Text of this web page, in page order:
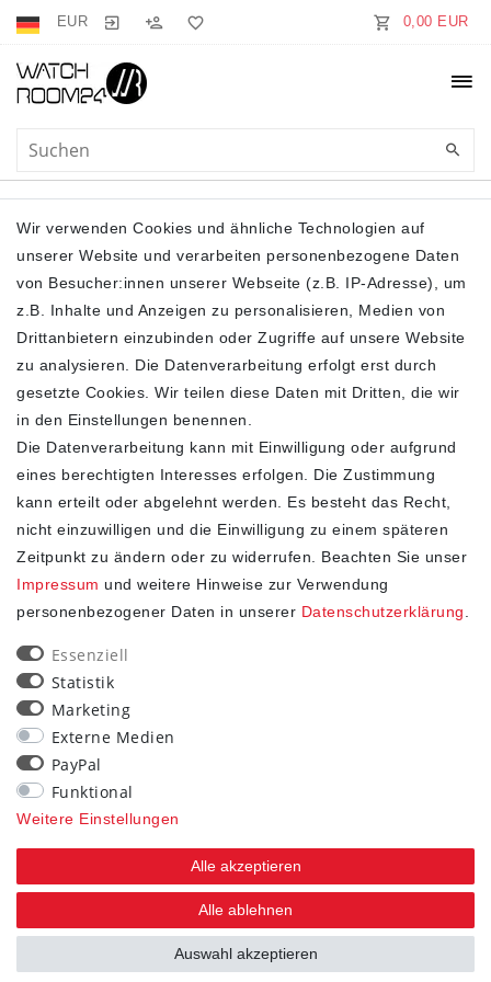
EUR 0,00 EUR
3/4-ARM
Filter
SHOP
Impressum
Daten­schutz­erklärung
AGB
Widerrufs­recht
STAY CONNECTED
Wir verwenden Cookies und ähnliche Technologien auf
unserer Website und verarbeiten personenbezogene Daten
von Besucher:innen unserer Webseite (z.B. IP-Adresse), um
z.B. Inhalte und Anzeigen zu personalisieren, Medien von
Drittanbietern einzubinden oder Zugriffe auf unsere Website
zu analysieren. Die Datenverarbeitung erfolgt erst durch
gesetzte Cookies. Wir teilen diese Daten mit Dritten, die wir
in den Einstellungen benennen.
Die Datenverarbeitung kann mit Einwilligung oder aufgrund
eines berechtigten Interesses erfolgen. Die Zustimmung
kann erteilt oder abgelehnt werden. Es besteht das Recht,
nicht einzuwilligen und die Einwilligung zu einem späteren
Zeitpunkt zu ändern oder zu widerrufen. Beachten Sie unser
Impressum und weitere Hinweise zur Verwendung
personenbezogener Daten in unserer Daten­schutz­erklärung
Essenziell
Statistik
Marketing
Externe Medien
PayPal
Funktional
Weitere Einstellungen
Alle akzeptieren
Alle ablehnen
Auswahl akzeptieren